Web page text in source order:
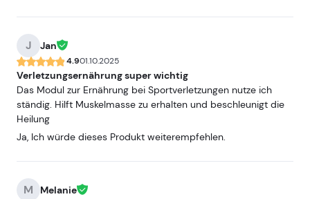
J Jan
4.901.10.2025
Verletzungsernährung super wichtig
Das Modul zur Ernährung bei Sportverletzungen nutze ich
ständig. Hilft Muskelmasse zu erhalten und beschleunigt die
Heilung
Ja, Ich würde dieses Produkt weiterempfehlen.
M Melanie